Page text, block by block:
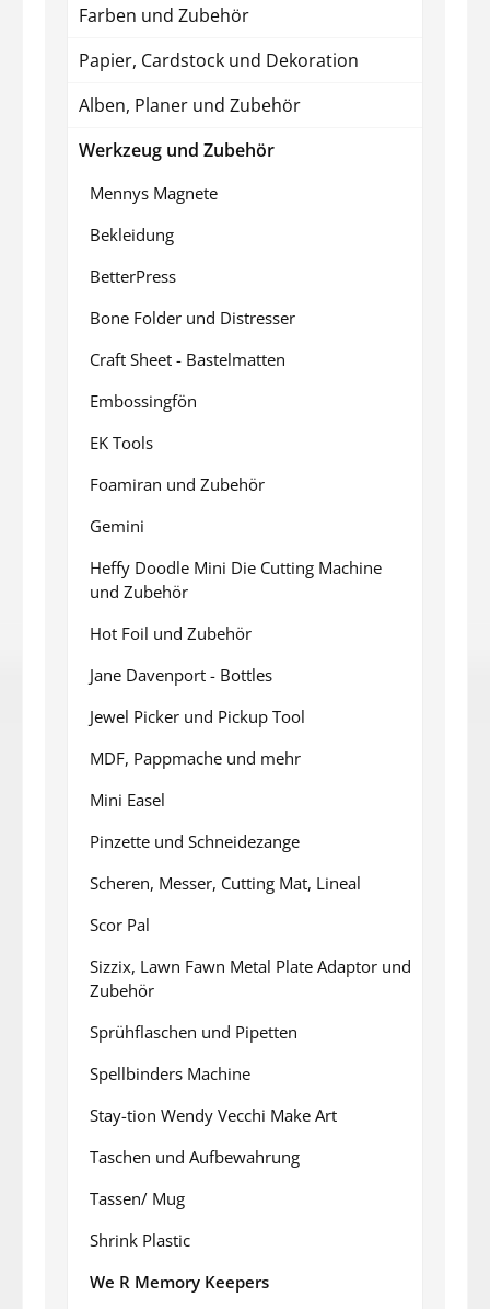
Farben und Zubehör
Papier, Cardstock und Dekoration
Alben, Planer und Zubehör
Werkzeug und Zubehör
Mennys Magnete
Bekleidung
BetterPress
Bone Folder und Distresser
Craft Sheet - Bastelmatten
Embossingfön
EK Tools
Foamiran und Zubehör
Gemini
Heffy Doodle Mini Die Cutting Machine
und Zubehör
Hot Foil und Zubehör
Jane Davenport - Bottles
Jewel Picker und Pickup Tool
MDF, Pappmache und mehr
Mini Easel
Pinzette und Schneidezange
Scheren, Messer, Cutting Mat, Lineal
Scor Pal
Sizzix, Lawn Fawn Metal Plate Adaptor und
Zubehör
Sprühflaschen und Pipetten
Spellbinders Machine
Stay-tion Wendy Vecchi Make Art
Taschen und Aufbewahrung
Tassen/ Mug
Shrink Plastic
We R Memory Keepers